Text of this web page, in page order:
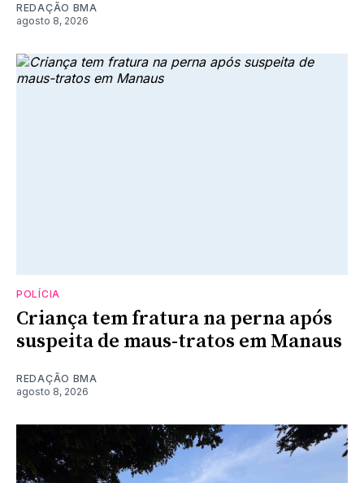
REDAÇÃO BMA
agosto 8, 2026
POLÍCIA
Criança tem fratura na perna após
suspeita de maus-tratos em Manaus
REDAÇÃO BMA
agosto 8, 2026